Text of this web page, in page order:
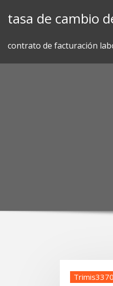
tasa de cambio
contrato de facturación